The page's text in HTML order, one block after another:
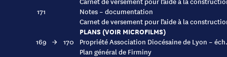
171
Notes – documentation
Carnet de versement pour l’aide à la
PLANS (VOIR MICROFILMS)
169 → 170
Propriété Association Diocésaine de Lyon –
Plan général de Firminy